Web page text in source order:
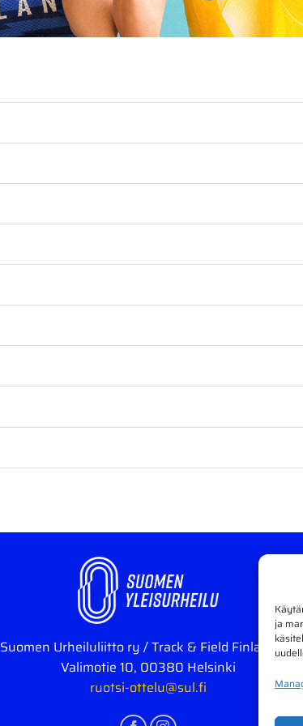
ja
Suomen Urheiluliitto ry / Track & Field Finland Oy
Valimotie 10, 00380 Helsinki
ruotsi-ottelu@sul.fi